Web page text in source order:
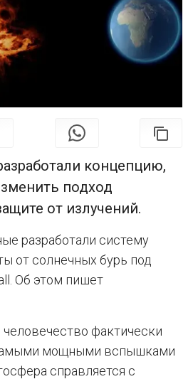
концепцию,
подход
от излучений.
разработали систему
от солнечных бурь под
Об этом пишет
фактически
мощными вспышками
справляется с